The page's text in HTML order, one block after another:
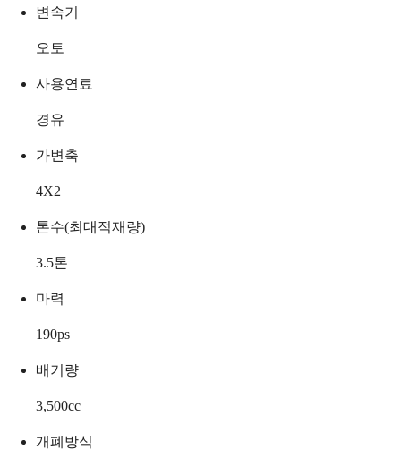
변속기
오토
사용연료
경유
가변축
4X2
톤수(최대적재량)
3.5톤
마력
190ps
배기량
3,500cc
개폐방식